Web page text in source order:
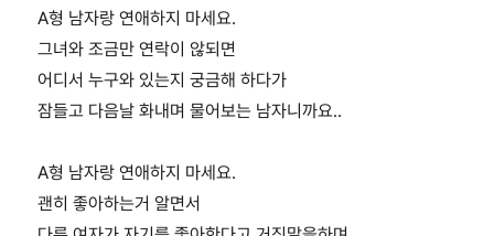
A형 남자랑 연애하지 마세요.
그녀와 조금만 연락이 않되면
어디서 누구와 있는지 궁금해 하다가
잠들고 다음날 화내며 물어보는 남자니까요..
A형 남자랑 연애하지 마세요.
괜히 좋아하는거 알면서